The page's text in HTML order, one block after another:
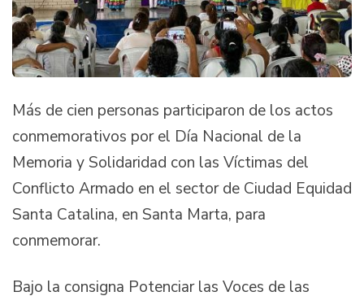
Más de cien personas participaron de los actos
conmemorativos por el Día Nacional de la
Memoria y Solidaridad con las Víctimas del
Conflicto Armado en el sector de Ciudad Equidad
Santa Catalina, en Santa Marta, para
conmemorar.
Bajo la consigna Potenciar las Voces de las